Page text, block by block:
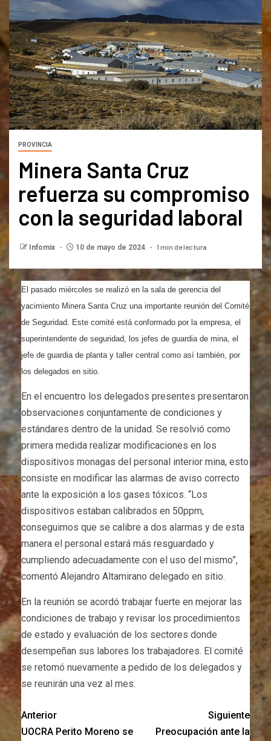
PROVINCIA
Minera Santa Cruz
refuerza su compromiso
con la seguridad laboral
Infomix 10 de mayo de 2024 1 min de lectura
El pasado miércoles se realizó en la sala de gerencia del
yacimiento Minera Santa Cruz una importante reunión del Comité
de Seguridad. Este comité está conformado por la empresa, el
superintendente de seguridad, los jefes de guardia de mina, el
jefe de guardia de planta y taller central como así también, por
los delegados en sitio.
En el encuentro los delegados presentes presentaron
observaciones conjuntamente de condiciones y
estándares dentro de la unidad. Se resolvió como
primera medida realizar modificaciones en los
dispositivos monagas del personal interior mina, esto
consiste en modificar las alarmas de aviso correcto
ante la exposición a los gases tóxicos. “Los
dispositivos estaban calibrados en 50ppm,
conseguimos que se calibre a dos alarmas y de esta
manera el personal estará más resguardado y
cumpliendo adecuadamente con el uso del mismo”,
comentó Alejandro Altamirano delegado en sitio.
En la reunión se acordó trabajar fuerte en mejorar las
condiciones de trabajo y revisar los procedimientos
de estado y evaluación de los sectores donde
desempeñan sus labores los trabajadores. El comité
se retomó nuevamente a pedido de los delegados y
se reunirán una vez al mes.
Anterior
UOCRA Perito Moreno se
Siguiente
Preocupación ante la